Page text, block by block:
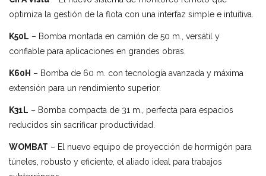
optimiza la gestión de la flota con una interfaz simple e intuitiva.
K50L – Bomba montada en camión de 50 m., versátil y
confiable para aplicaciones en grandes obras.
K60H – Bomba de 60 m. con tecnología avanzada y máxima
extensión para un rendimiento superior.
K31L – Bomba compacta de 31 m., perfecta para espacios
reducidos sin sacrificar productividad.
WOMBAT – El nuevo equipo de proyección de hormigón para
túneles, robusto y eficiente, el aliado ideal para trabajos